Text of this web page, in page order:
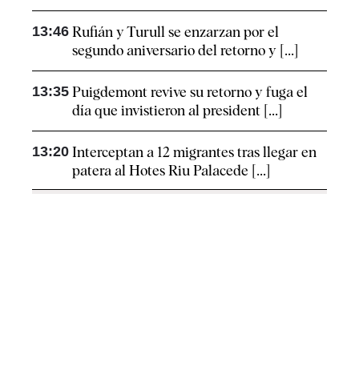
13:46 Rufián y Turull se enzarzan por el
segundo aniversario del retorno y [...]
13:35 Puigdemont revive su retorno y fuga el
día que invistieron al president [...]
13:20 Interceptan a 12 migrantes tras llegar en
patera al Hotes Riu Palacede [...]